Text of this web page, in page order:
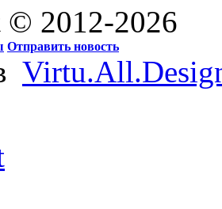
© 2012-2026
Отправить новость